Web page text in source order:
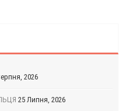
2026
25 Липня, 2026